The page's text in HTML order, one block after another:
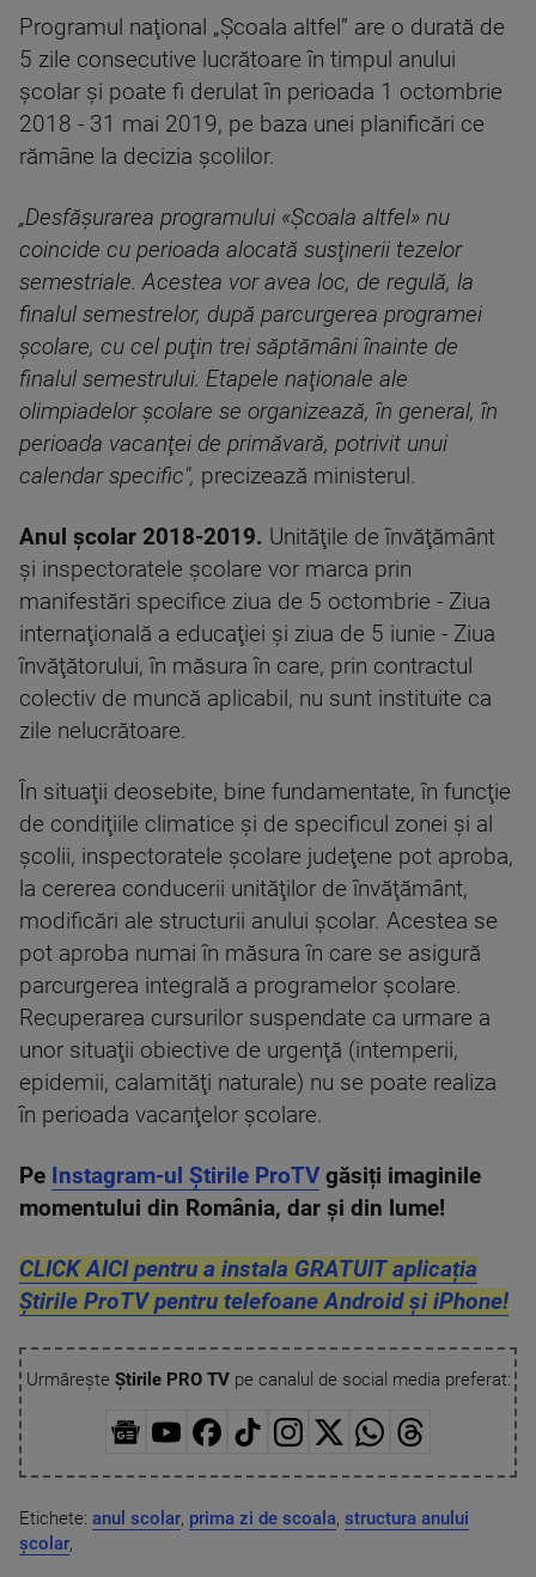
Programul naţional „Şcoala altfel” are o durată de
5 zile consecutive lucrătoare în timpul anului
şcolar şi poate fi derulat în perioada 1 octombrie
2018 - 31 mai 2019, pe baza unei planificări ce
rămâne la decizia şcolilor.
„Desfăşurarea programului «Şcoala altfel» nu
coincide cu perioada alocată susţinerii tezelor
semestriale. Acestea vor avea loc, de regulă, la
finalul semestrelor, după parcurgerea programei
şcolare, cu cel puţin trei săptămâni înainte de
finalul semestrului. Etapele naţionale ale
olimpiadelor şcolare se organizează, în general, în
perioada vacanţei de primăvară, potrivit unui
calendar specific", precizează ministerul.
Anul școlar 2018-2019. Unităţile de învăţământ
şi inspectoratele şcolare vor marca prin
manifestări specifice ziua de 5 octombrie - Ziua
internaţională a educaţiei şi ziua de 5 iunie - Ziua
învăţătorului, în măsura în care, prin contractul
colectiv de muncă aplicabil, nu sunt instituite ca
zile nelucrătoare.
În situaţii deosebite, bine fundamentate, în funcţie
de condiţiile climatice şi de specificul zonei şi al
şcolii, inspectoratele şcolare judeţene pot aproba,
la cererea conducerii unităţilor de învăţământ,
modificări ale structurii anului şcolar. Acestea se
pot aproba numai în măsura în care se asigură
parcurgerea integrală a programelor şcolare.
Recuperarea cursurilor suspendate ca urmare a
unor situaţii obiective de urgenţă (intemperii,
epidemii, calamităţi naturale) nu se poate realiza
în perioada vacanţelor şcolare.
Pe Instagram-ul Știrile ProTV găsiți imaginile
momentului din România, dar și din lume!
CLICK AICI pentru a instala GRATUIT aplicația
Știrile ProTV pentru telefoane Android și iPhone!
Urmărește Știrile PRO TVpe canalul de social media preferat:
Etichete: anul scolar, prima zi de scoala, structura anului
școlar,